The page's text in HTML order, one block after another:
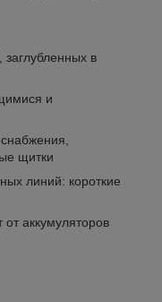
в
и
щитки
линий: короткие
аккумуляторов